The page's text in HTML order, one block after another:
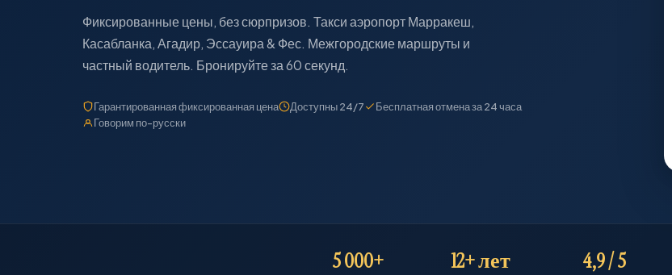
Фиксированные цены, без сюрпризов. Такси аэропорт Марракеш,
Касабланка, Агадир, Эссауира & Фес. Межгородские маршруты и
частный водитель. Бронируйте за 60 секунд.
Гарантированная фиксированная цена Доступны 24/7
Бесплатная отмена за 24 часа
Говорим по-русски
5 000+ 12+ лет 4,9 / 5